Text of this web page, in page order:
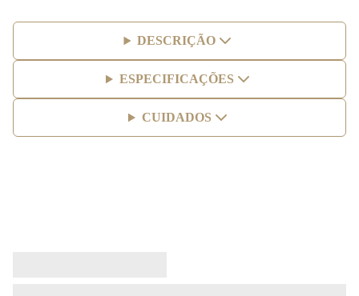
DESCRIÇÃO
ESPECIFICAÇÕES
CUIDADOS